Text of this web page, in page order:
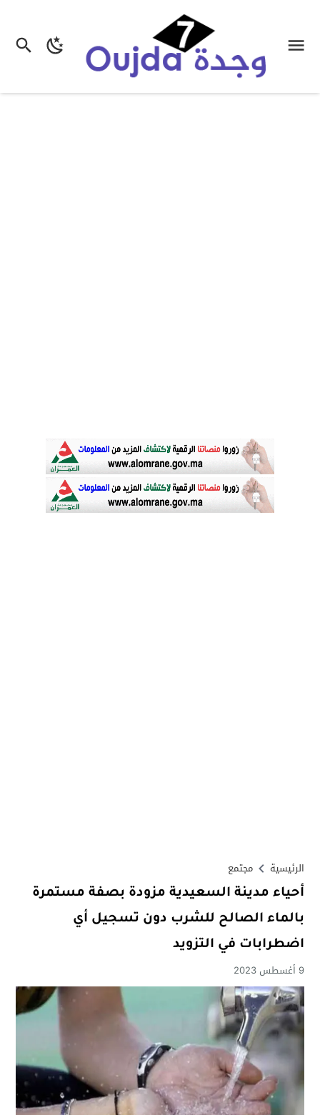
الرئيسية مجتمع
أحياء مدينة السعيدية مزودة بصفة مستمرة
بالماء الصالح للشرب دون تسجيل أي
اضطرابات في التزويد
9 أغسطس 2023